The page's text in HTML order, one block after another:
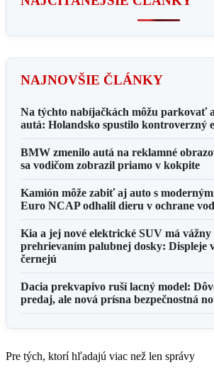
NAJNOVŠIE ČLÁNKY
Na týchto nabíjačkách môžu parkovať
autá: Holandsko spustilo kontroverzný
BMW zmenilo autá na reklamné
sa vodičom zobrazil priamo v kokpite
Kamión môže zabiť aj auto s
Euro NCAP odhalil dieru v ochrane
Kia a jej nové elektrické SUV má vážny
prehrievaním palubnej dosky: Displeje
černejú
Dacia prekvapivo ruší lacný model:
predaj, ale nová prísna bezpečnostná
Pre tých, ktorí hľadajú viac než len správy